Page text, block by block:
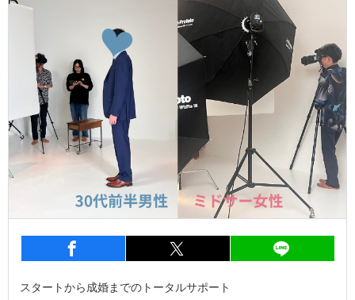
シェア シェア
スタートから成婚までのトータルサポート